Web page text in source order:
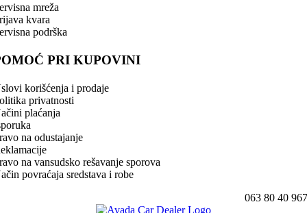
mreža
kvara
podrška
PRI KUPOVINI
korišćenja i prodaje
privatnosti
plaćanja
na odustajanje
na vansudsko rešavanje sporova
povraćaja sredstava i robe
063 80 40 967